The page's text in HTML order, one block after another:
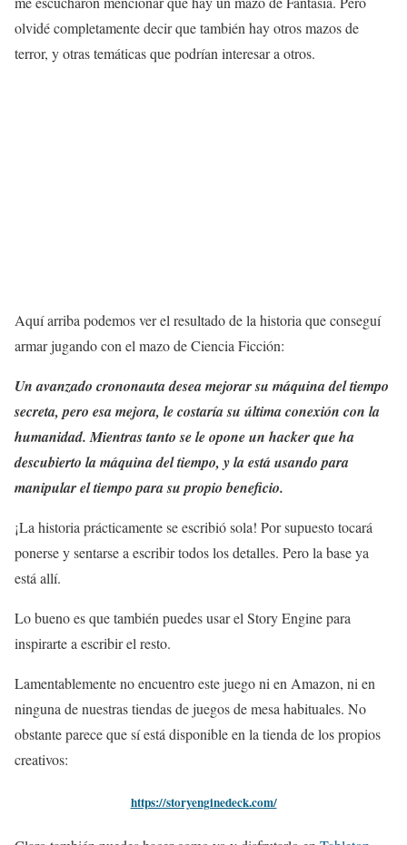
olvidé completamente decir que también hay otros mazos de
terror, y otras temáticas que podrían interesar a otros.
Aquí arriba podemos ver el resultado de la historia que conseguí
armar jugando con el mazo de Ciencia Ficción:
Un avanzado crononauta desea mejorar su máquina del tiempo
secreta, pero esa mejora, le costaría su última conexión con la
humanidad. Mientras tanto se le opone un hacker que ha
descubierto la máquina del tiempo, y la está usando para
manipular el tiempo para su propio beneficio.
¡La historia prácticamente se escribió sola! Por supuesto tocará
ponerse y sentarse a escribir todos los detalles. Pero la base ya
está allí.
Lo bueno es que también puedes usar el Story Engine para
inspirarte a escribir el resto.
Lamentablemente no encuentro este juego ni en Amazon, ni en
ninguna de nuestras tiendas de juegos de mesa habituales. No
obstante parece que sí está disponible en la tienda de los propios
creativos:
https://storyenginedeck.com/